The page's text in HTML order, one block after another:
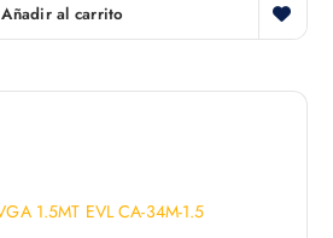
Añadir al carrito